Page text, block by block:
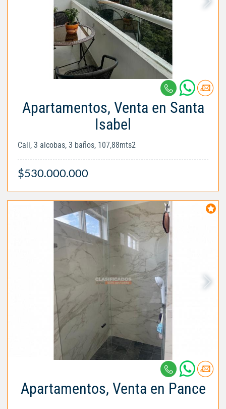
Apartamentos, Venta en Santa
Isabel
Cali, 3 alcobas, 3 baños, 107,88mts2
$530.000.000
Apartamentos, Venta en Pance